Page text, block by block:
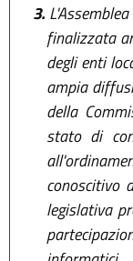
3.
finalizzata
degli enti
ampia
della
stato di
conoscitivo
legislativa